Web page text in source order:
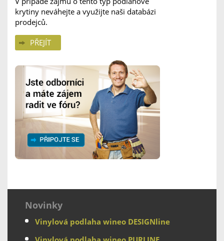
krytiny neváhejte a využijte naši databázi
prodejců.
PŘEJÍT
Novinky
Vinylová podlaha wineo DESIGNline